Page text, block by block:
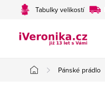
Tabulky velikostí
Domů
Pánské prádlo